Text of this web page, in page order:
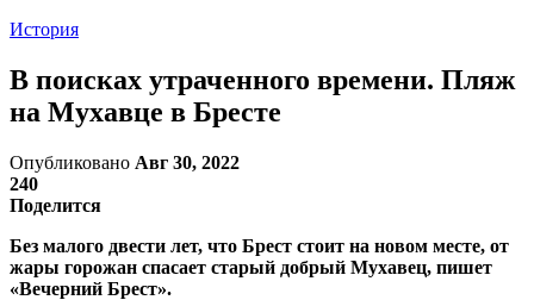
История
В поисках утраченного времени. Пляж
на Мухавце в Бресте
Опубликовано Авг 30, 2022
240
Поделится
Без малого двести лет, что Брест стоит на новом месте, от
жары горожан спасает старый добрый Мухавец, пишет
«Вечерний Брест».